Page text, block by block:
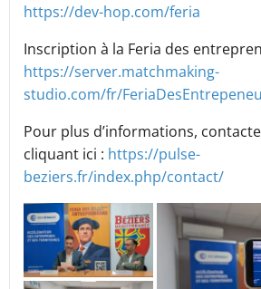
https://dev-hop.com/feria
Inscription à la Feria des
https://server.matchmaking-
studio.com/fr/
Pour plus d’informations,
cliquant ici : https://pulse-
beziers.fr/index.php/contact/